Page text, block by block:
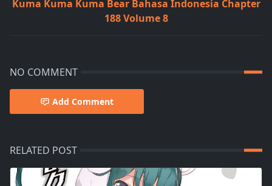
Kuma Kuma Kuma Bear Bahasa Indonesia Chapter
188 Volume 8
NO COMMENT
Add Comment
RELATED POST